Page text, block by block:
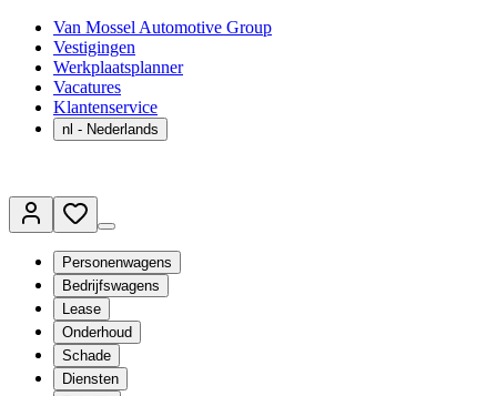
Van Mossel Automotive Group
Vestigingen
Werkplaatsplanner
Vacatures
Klantenservice
nl - Nederlands
Personenwagens
Bedrijfswagens
Lease
Onderhoud
Schade
Diensten